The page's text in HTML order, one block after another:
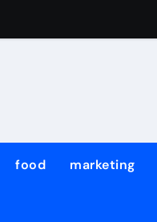
food marketing